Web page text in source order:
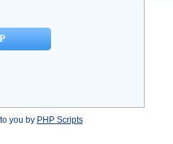
you by PHP Scripts